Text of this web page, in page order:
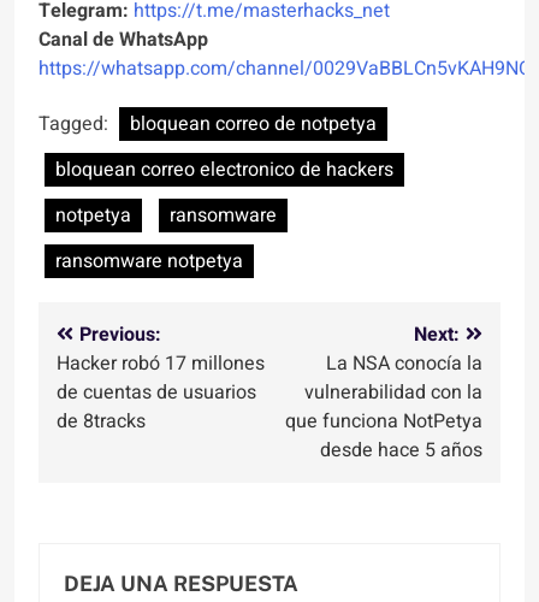
Telegram: https://t.me/masterhacks_net
Canal de WhatsApp
https://whatsapp.com/channel/
Tagged:
bloquean correo de notpetya
bloquean correo electronico de hackers
notpetya
ransomware
ransomware notpetya
Navegación
de
entradas
Previous:
Hacker robó 17 millones
de cuentas de usuarios
de 8tracks
Next:
La NSA conocía la
vulnerabilidad con la
que funciona NotPetya
desde hace 5 años
DEJA UNA RESPUESTA